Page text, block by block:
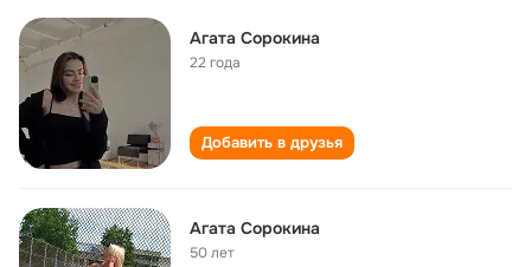
Агата Сорокина
22 года
Добавить в друзья
Агата Сорокина
50 лет